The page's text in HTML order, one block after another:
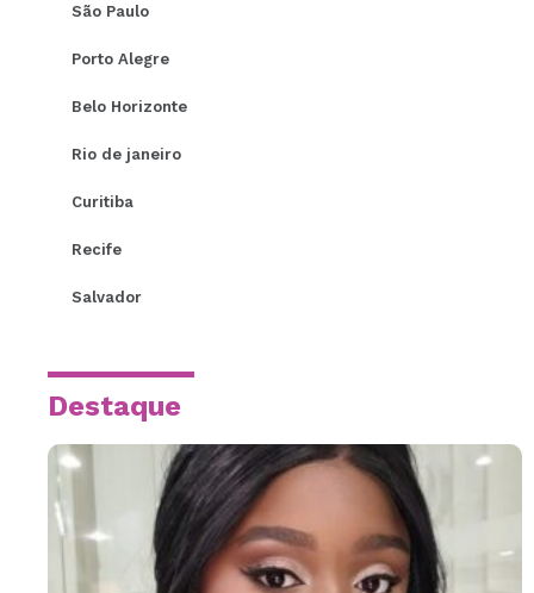
São Paulo
Porto Alegre
Belo Horizonte
Rio de janeiro
Curitiba
Recife
Salvador
Destaque